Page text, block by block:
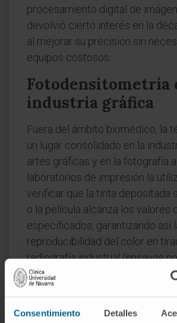
Consentimiento Detalles
procesamiento digital de
devolvió cierto interés en la
al mejorar su precisión sin
equipos costosos.
Fotodensitometría
industria gráfica
Fuera del ámbito biomédico, la
un lugar consolidado en la
artes gráficas y en la fotografía
laboratorios de impresión la
verificar que la tinta depositada
o la película alcanza los valores
especificados, garantizando así
reproducibilidad del color en
radiografía industrial (ensayos
de soldaduras, tuberías o piezas
la lectura fotodensitométrica de